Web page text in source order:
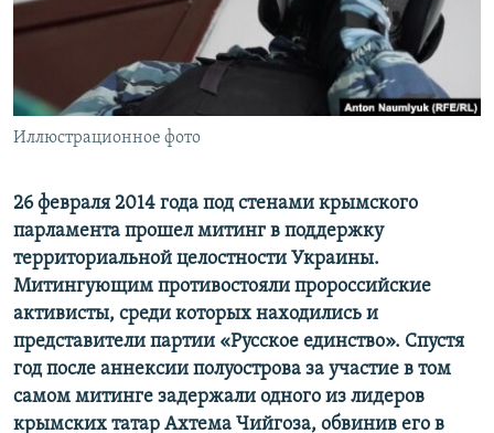
ПОБЕДИТЕЛЕЙ НЕ СУДЯТ?
КРЫМ.НЕПОКОРЕННЫЙ
ELIFBE
УКРАИНСКАЯ ПРОБЛЕМА КРЫМА
ПРИСОЕДИНЯЙТЕСЬ!
Иллюстрационное фото
26 февраля 2014 года под стенами крымского
парламента прошел митинг в поддержку
территориальной целостности Украины.
Митингующим противостояли пророссийские
активисты, среди которых находились и
представители партии «Русское единство». Спустя
год после аннексии полуострова за участие в том
самом митинге задержали одного из лидеров
крымских татар Ахтема Чийгоза, обвинив его в